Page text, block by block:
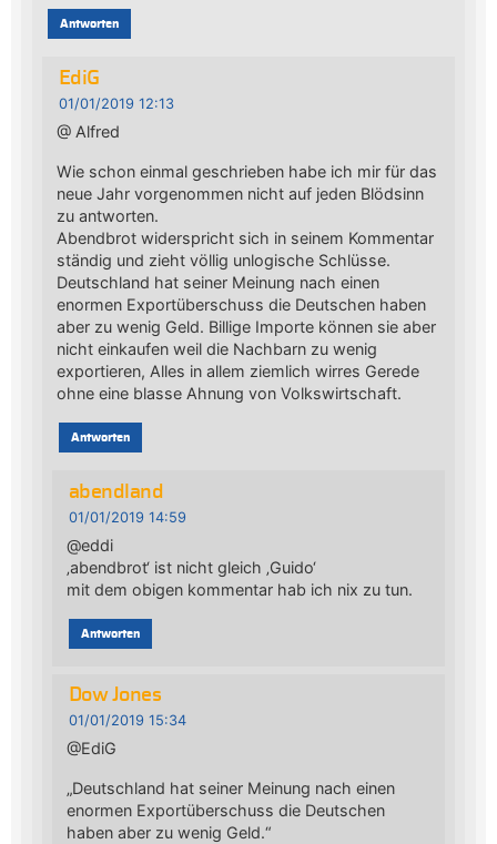
Antworten
EdiG
01/01/2019 12:13
@ Alfred
Wie schon einmal geschrieben habe ich mir für das
neue Jahr vorgenommen nicht auf jeden Blödsinn
zu antworten.
Abendbrot widerspricht sich in seinem Kommentar
ständig und zieht völlig unlogische Schlüsse.
Deutschland hat seiner Meinung nach einen
enormen Exportüberschuss die Deutschen haben
aber zu wenig Geld. Billige Importe können sie aber
nicht einkaufen weil die Nachbarn zu wenig
exportieren, Alles in allem ziemlich wirres Gerede
ohne eine blasse Ahnung von Volkswirtschaft.
Antworten
abendland
01/01/2019 14:59
@eddi
‚abendbrot‘ ist nicht gleich ‚Guido‘
mit dem obigen kommentar hab ich nix zu tun.
Antworten
Dow Jones
01/01/2019 15:34
@EdiG
„Deutschland hat seiner Meinung nach einen
enormen Exportüberschuss die Deutschen
haben aber zu wenig Geld.“